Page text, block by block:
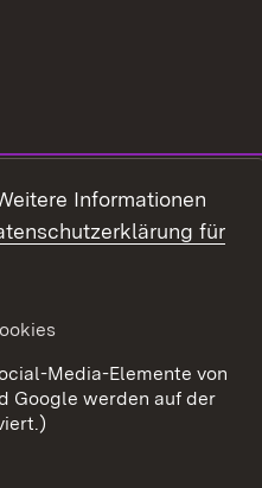
Informationen
für
Media-Elemente von
Google werden auf der